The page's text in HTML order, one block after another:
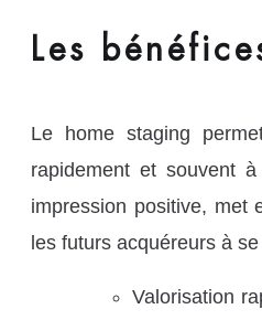
Les
Le home staging
rapidement et souvent
impression positive, met
les futurs acquéreurs à
Valorisation